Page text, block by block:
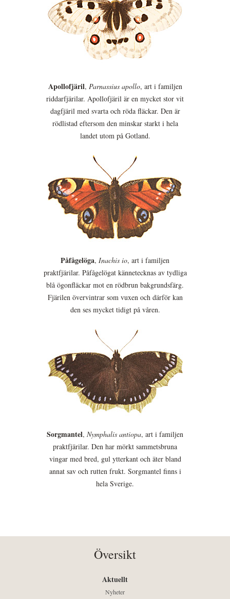
Apollofjäril, Parnassius apollo, art i familjen
riddarfjärilar. Apollofjäril är en mycket stor vit
dagfjäril med svarta och röda fläckar. Den är
rödlistad eftersom den minskar starkt i hela
landet utom på Gotland.
Påfågelöga, Inachis io, art i familjen
praktfjärilar. Påfågelögat kännetecknas av tydliga
blå ögonfläckar mot en rödbrun bakgrundsfärg.
Fjärilen övervintrar som vuxen och därför kan
den ses mycket tidigt på våren.
Sorgmantel, Nymphalis antiopa, art i familjen
praktfjärilar. Den har mörkt sammetsbruna
vingar med bred, gul ytterkant och äter bland
annat sav och rutten frukt. Sorgmantel finns i
hela Sverige.
Översikt
Aktuellt
Nyheter